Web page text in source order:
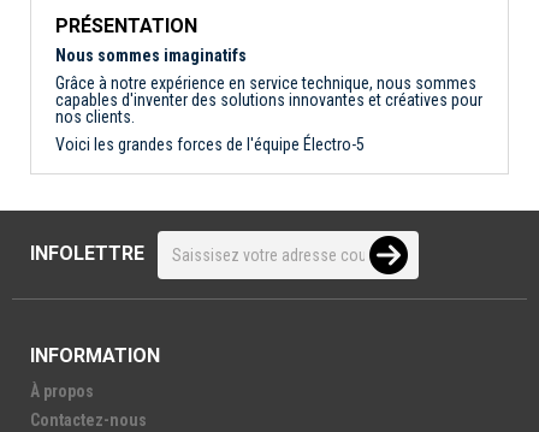
PRÉSENTATION
Nous sommes imaginatifs
Grâce à notre expérience en service technique, nous sommes
capables d'inventer des solutions innovantes et créatives pour
nos clients.
Voici les grandes forces de l'équipe Électro-5
INFOLETTRE
INFORMATION
À propos
Contactez-nous